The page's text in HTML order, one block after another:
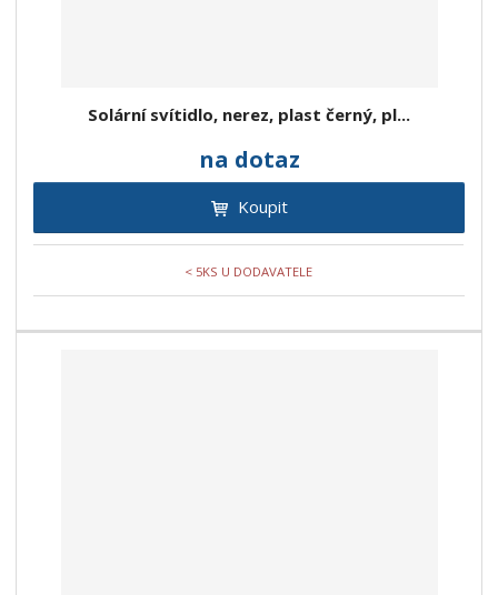
Solární svítidlo, nerez, plast černý, pl...
na dotaz
Koupit
< 5KS U DODAVATELE